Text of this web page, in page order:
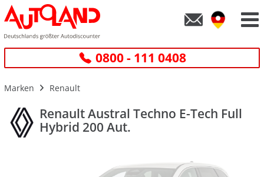
0800 - 111 0408
Marken Renault
Renault Austral Techno E-Tech Full
Hybrid 200 Aut.